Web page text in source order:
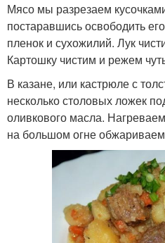
Мясо мы разрезаем
постаравшись освободить
пленок и сухожилий. Лук
Картошку чистим и режем
В казане, или кастрюле с
несколько столовых ложек
оливкового масла.
на большом огне обжариваем